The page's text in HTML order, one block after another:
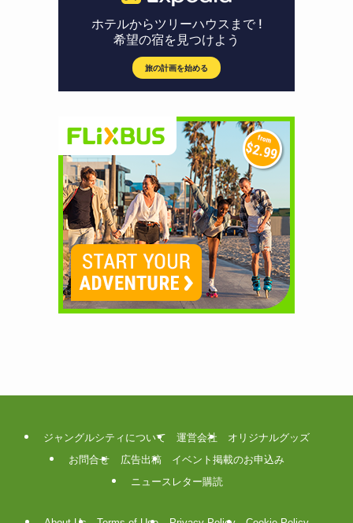
ジャングルシティについて 運営会社
オリジナルグッズ
お問合せ
広告出稿
イベント掲載のお申込み
ニュースレター購読